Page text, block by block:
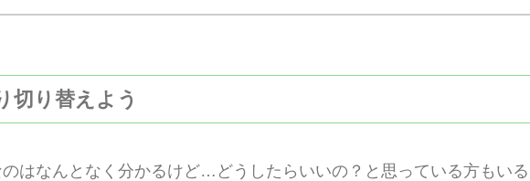
切り替えよう
はなんとなく分かるけど…どうしたらいいの？と思っている方もいる